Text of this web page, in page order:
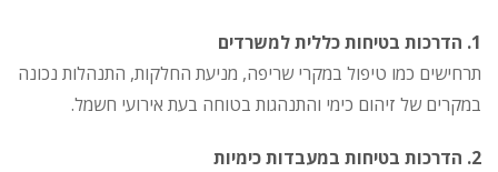
1. הדרכות בטיחות כללית למשרדים
תרחישים כמו טיפול במקרי שריפה, מניעת החלקות, התנהלות נכונה
במקרים של זיהום כימי והתנהגות בטוחה בעת אירועי חשמל.
2. הדרכות בטיחות במעבדות כימיות